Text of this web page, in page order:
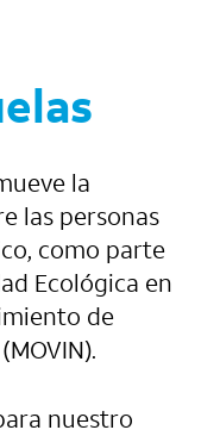
la
las personas
como parte
Ecológica en
de
nuestro